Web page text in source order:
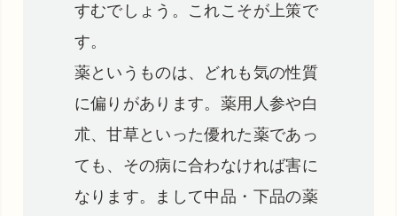
すむでしょう。これこそが上策で
す。
薬というものは、どれも気の性質
に偏りがあります。薬用人参や白
朮、甘草といった優れた薬であっ
ても、その病に合わなければ害に
なります。まして中品・下品の薬